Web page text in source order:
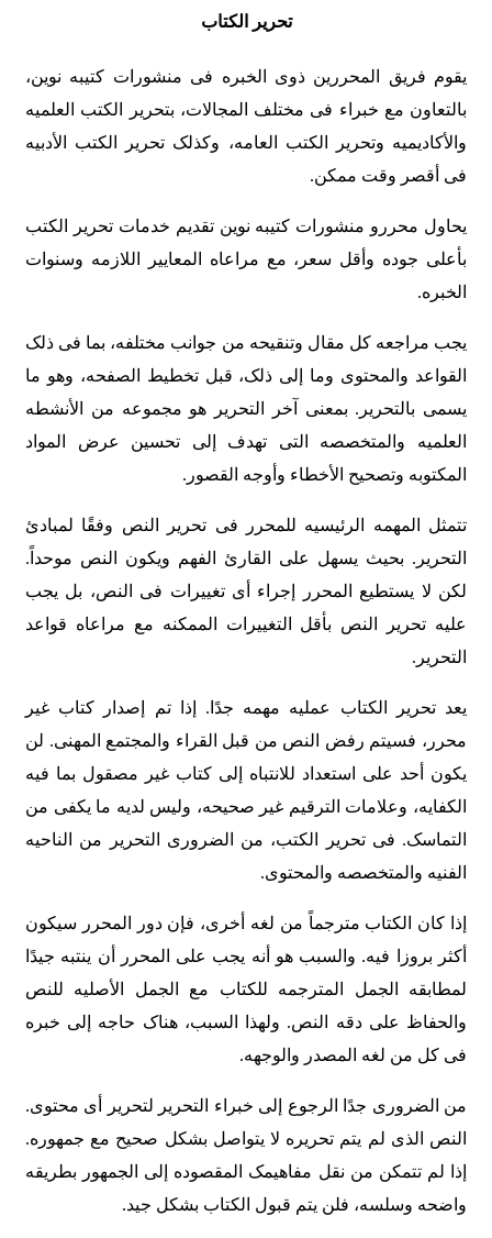
تحریر الکتاب
یقوم فریق المحررین ذوی الخبره فی منشورات کتیبه نوین،
بالتعاون مع خبراء فی مختلف المجالات، بتحریر الکتب العلمیه
والأکادیمیه وتحریر الکتب العامه، وکذلک تحریر الکتب الأدبیه
فی أقصر وقت ممکن.
یحاول محررو منشورات کتیبه نوین تقدیم خدمات تحریر الکتب
بأعلى جوده وأقل سعر، مع مراعاه المعاییر اللازمه وسنوات
الخبره.
یجب مراجعه کل مقال وتنقیحه من جوانب مختلفه، بما فی ذلک
القواعد والمحتوى وما إلى ذلک، قبل تخطیط الصفحه، وهو ما
یسمى بالتحریر. بمعنى آخر التحریر هو مجموعه من الأنشطه
العلمیه والمتخصصه التی تهدف إلى تحسین عرض المواد
المکتوبه وتصحیح الأخطاء وأوجه القصور.
تتمثل المهمه الرئیسیه للمحرر فی تحریر النص وفقًا لمبادئ
التحریر. بحیث یسهل على القارئ الفهم ویکون النص موحداً.
لکن لا یستطیع المحرر إجراء أی تغییرات فی النص، بل یجب
علیه تحریر النص بأقل التغییرات الممکنه مع مراعاه قواعد
التحریر.
یعد تحریر الکتاب عملیه مهمه جدًا. إذا تم إصدار کتاب غیر
محرر، فسیتم رفض النص من قبل القراء والمجتمع المهنی. لن
یکون أحد على استعداد للانتباه إلى کتاب غیر مصقول بما فیه
الکفایه، وعلامات الترقیم غیر صحیحه، ولیس لدیه ما یکفی من
التماسک. فی تحریر الکتب، من الضروری التحریر من الناحیه
الفنیه والمتخصصه والمحتوى.
إذا کان الکتاب مترجماً من لغه أخرى، فإن دور المحرر سیکون
أکثر بروزا فیه. والسبب هو أنه یجب على المحرر أن ینتبه جیدًا
لمطابقه الجمل المترجمه للکتاب مع الجمل الأصلیه للنص
والحفاظ على دقه النص. ولهذا السبب، هناک حاجه إلى خبره
فی کل من لغه المصدر والوجهه.
من الضروری جدًا الرجوع إلى خبراء التحریر لتحریر أی محتوى.
النص الذی لم یتم تحریره لا یتواصل بشکل صحیح مع جمهوره.
إذا لم تتمکن من نقل مفاهیمک المقصوده إلى الجمهور بطریقه
واضحه وسلسه، فلن یتم قبول الکتاب بشکل جید.